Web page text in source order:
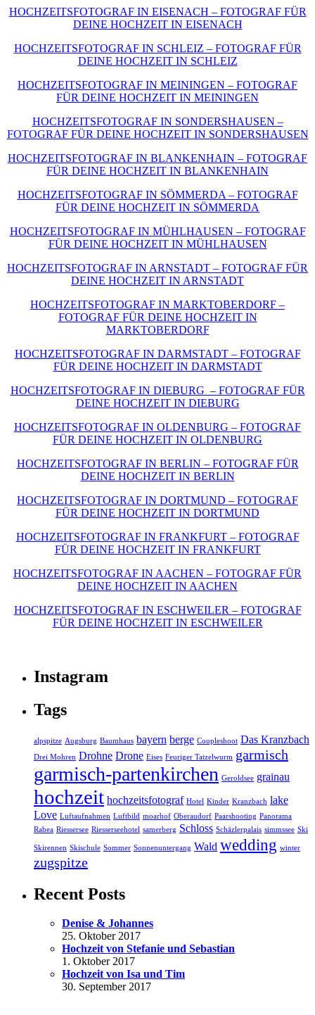
HOCHZEITSFOTOGRAF IN EISENACH – FOTOGRAF FÜR
DEINE HOCHZEIT IN EISENACH
HOCHZEITSFOTOGRAF IN SCHLEIZ – FOTOGRAF FÜR
DEINE HOCHZEIT IN SCHLEIZ
HOCHZEITSFOTOGRAF IN MEININGEN – FOTOGRAF
FÜR DEINE HOCHZEIT IN MEININGEN
HOCHZEITSFOTOGRAF IN SONDERSHAUSEN –
FOTOGRAF FÜR DEINE HOCHZEIT IN SONDERSHAUSEN
HOCHZEITSFOTOGRAF IN BLANKENHAIN – FOTOGRAF
FÜR DEINE HOCHZEIT IN BLANKENHAIN
HOCHZEITSFOTOGRAF IN SÖMMERDA – FOTOGRAF
FÜR DEINE HOCHZEIT IN SÖMMERDA
HOCHZEITSFOTOGRAF IN MÜHLHAUSEN – FOTOGRAF
FÜR DEINE HOCHZEIT IN MÜHLHAUSEN
HOCHZEITSFOTOGRAF IN ARNSTADT – FOTOGRAF FÜR
DEINE HOCHZEIT IN ARNSTADT
HOCHZEITSFOTOGRAF IN MARKTOBERDORF –
FOTOGRAF FÜR DEINE HOCHZEIT IN
MARKTOBERDORF
HOCHZEITSFOTOGRAF IN DARMSTADT – FOTOGRAF
FÜR DEINE HOCHZEIT IN DARMSTADT
HOCHZEITSFOTOGRAF IN DIEBURG – FOTOGRAF FÜR
DEINE HOCHZEIT IN DIEBURG
HOCHZEITSFOTOGRAF IN OLDENBURG – FOTOGRAF
FÜR DEINE HOCHZEIT IN OLDENBURG
HOCHZEITSFOTOGRAF IN BERLIN – FOTOGRAF FÜR
DEINE HOCHZEIT IN BERLIN
HOCHZEITSFOTOGRAF IN DORTMUND – FOTOGRAF
FÜR DEINE HOCHZEIT IN DORTMUND
HOCHZEITSFOTOGRAF IN FRANKFURT – FOTOGRAF
FÜR DEINE HOCHZEIT IN FRANKFURT
HOCHZEITSFOTOGRAF IN AACHEN – FOTOGRAF FÜR
DEINE HOCHZEIT IN AACHEN
HOCHZEITSFOTOGRAF IN ESCHWEILER – FOTOGRAF
FÜR DEINE HOCHZEIT IN ESCHWEILER
Instagram
Tags
alpspitze Augsburg Baumhaus bayern berge Coupleshoot Das Kranzbach
Drei Mohren Drohne Drone Eises Feuriger Tatzelwurm garmisch
garmisch-partenkirchen Geroldsee grainau
hochzeit hochzeitsfotograf Hotel Kinder Kranzbach lake
Love Luftaufnahmen Luftbild moarhof Oberaudorf Paarshooting Panorama
Rabea Riessersee Riesserseehotel samerberg Schloss Schäzlerpalais simmssee Ski
Skirennen Skischule Sommer Sonnenuntergang Wald wedding winter
zugspitze
Recent Posts
Denise & Johannes
25. Oktober 2017
Hochzeit von Stefanie und Sebastian
1. Oktober 2017
Hochzeit von Isa und Tim
30. September 2017